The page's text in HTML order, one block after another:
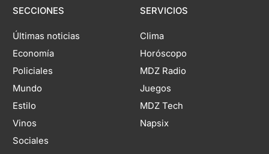
SECCIONES
Últimas noticias
Economía
Policiales
Mundo
Estilo
Vinos
Sociales
SERVICIOS
Clima
Horóscopo
MDZ Radio
Juegos
MDZ Tech
Napsix